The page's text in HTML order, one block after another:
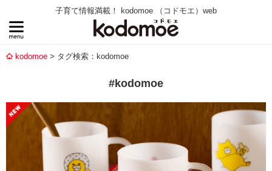
子育て情報満載！ kodomoe （コドモエ）web
kodomoe タグ検索：kodomoe
#kodomoe